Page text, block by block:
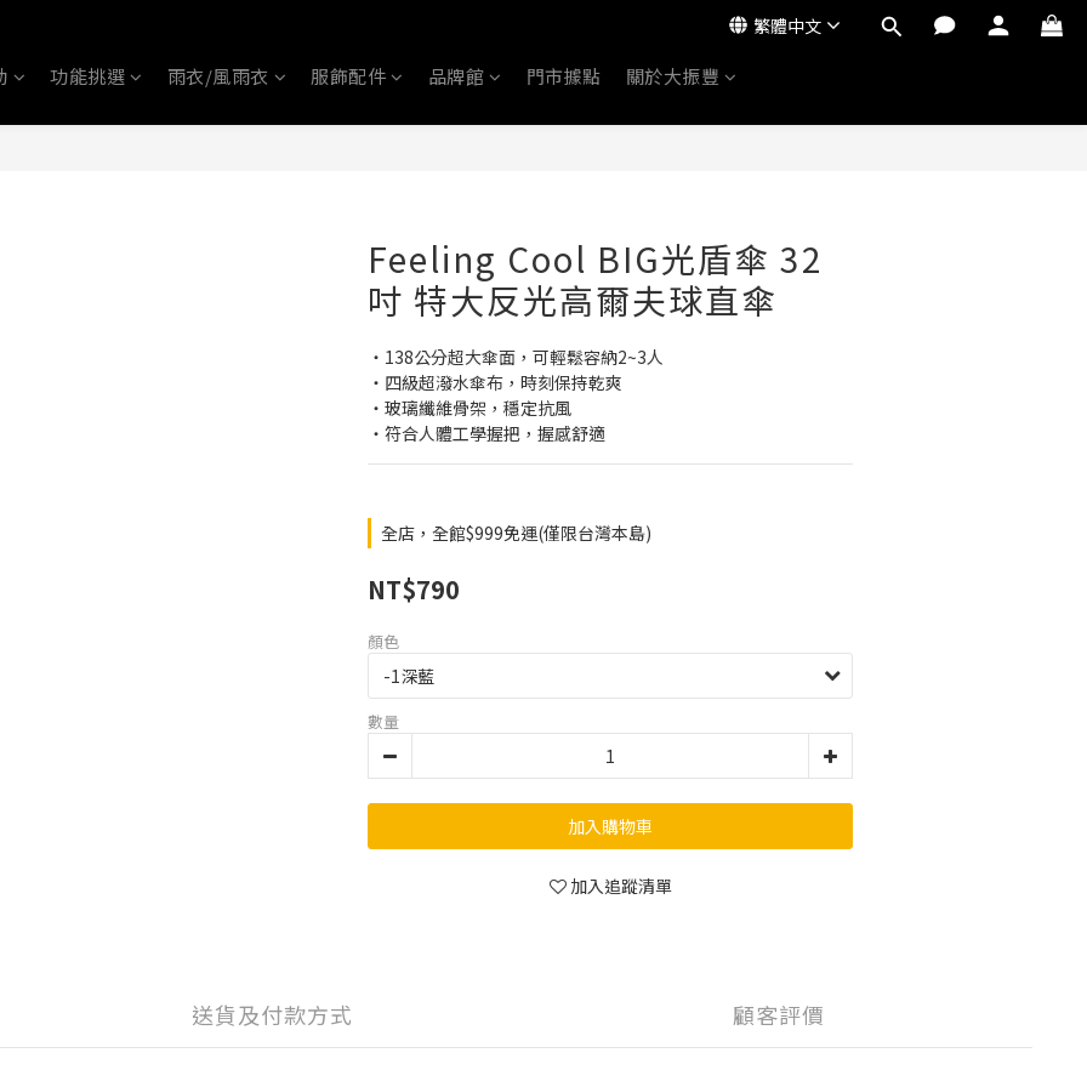
繁體中文
功能挑選 雨衣/風雨衣 服飾配件 品牌館 門市據點 關於大振豐
Feeling Cool BIG光盾傘 32
吋 特大反光高爾夫球直傘
‧138公分超大傘面，可輕鬆容納2~3人
‧四級超潑水傘布，時刻保持乾爽
‧玻璃纖維骨架，穩定抗風
‧符合人體工學握把，握感舒適
全店，全館$999免運(僅限台灣本島)
NT$790
顏色
數量
加入購物車
加入追蹤清單
送貨及付款方式 顧客評價